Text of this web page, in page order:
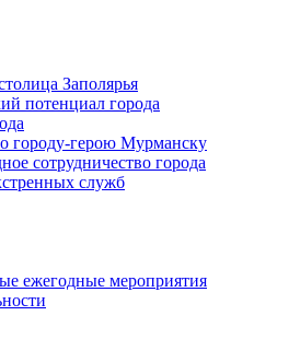
Заполярья
потенциал города
городу-герою Мурманску
сотрудничество города
служб
ежегодные мероприятия